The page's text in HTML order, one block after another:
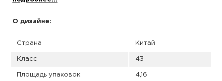
О дизайне:
Страна Китай
Класс 43
Площадь упаковок 4,16